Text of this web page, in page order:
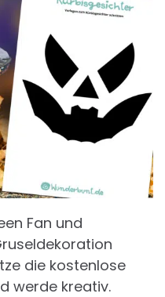
Fan und
die kostenlose
werde kreativ.